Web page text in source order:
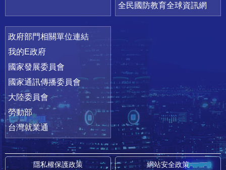
全民國防教育全球資訊網
政府部門相關單位連結
我的E政府
國家發展委員會
國家通訊傳播委員會
大陸委員會
勞動部
台灣就業通
隱私權保護政策 網站安全政策